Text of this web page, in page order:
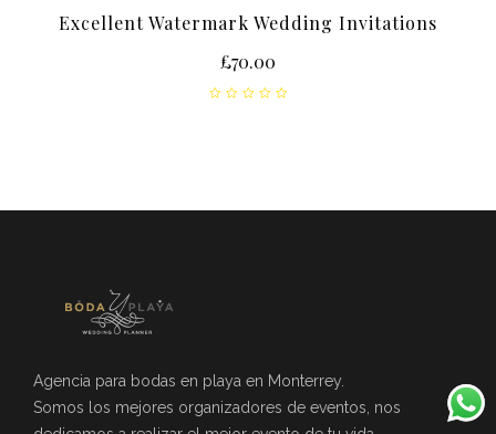
Excellent Watermark Wedding Invitations
£70.00
Agencia para bodas en playa en Monterrey.
Somos los mejores organizadores de eventos, nos